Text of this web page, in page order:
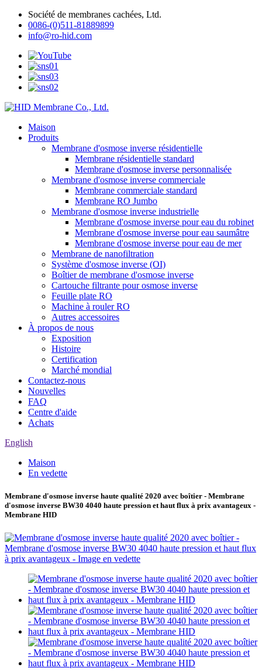
Société de membranes cachées, Ltd.
0086-(0)511-81889899
info@ro-hid.com
Maison
Produits
Membrane d'osmose inverse résidentielle
Membrane résidentielle standard
Membrane d'osmose inverse personnalisée
Membrane d'osmose inverse commerciale
Membrane commerciale standard
Membrane RO Jumbo
Membrane d'osmose inverse industrielle
Membrane d'osmose inverse pour eau du robinet
Membrane d'osmose inverse pour eau saumâtre
Membrane d'osmose inverse pour eau de mer
Membrane de nanofiltration
Système d'osmose inverse (OI)
Boîtier de membrane d'osmose inverse
Cartouche filtrante pour osmose inverse
Feuille plate RO
Machine à rouler RO
Autres accessoires
À propos de nous
Exposition
Histoire
Certification
Marché mondial
Contactez-nous
Nouvelles
FAQ
Centre d'aide
Achats
English
Maison
En vedette
Membrane d'osmose inverse haute qualité 2020 avec boîtier - Membrane
d'osmose inverse BW30 4040 haute pression et haut flux à prix avantageux -
Membrane HID